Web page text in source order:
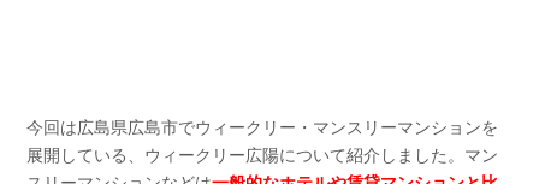
今回は広島県広島市でウィークリー・マンスリーマンションを
展開している、ウィークリー広陽について紹介しました。マン